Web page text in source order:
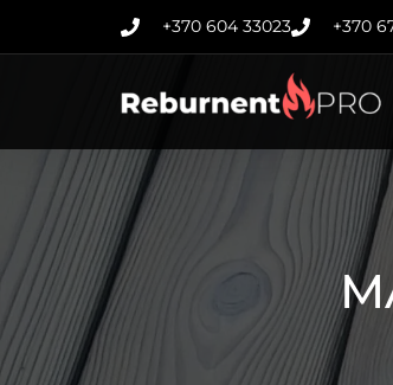
+370 604 33023 +370